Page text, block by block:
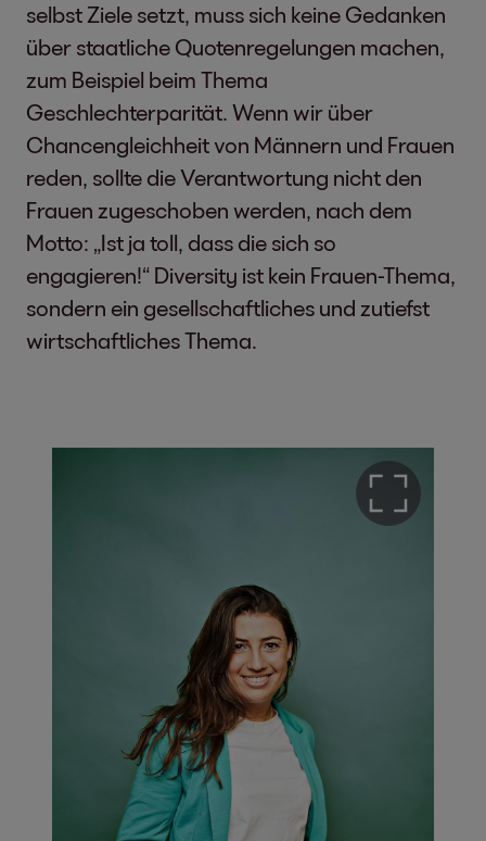
selbst Ziele setzt, muss sich keine Gedanken
über staatliche Quotenregelungen machen,
zum Beispiel beim Thema
Geschlechterparität. Wenn wir über
Chancengleichheit von Männern und Frauen
reden, sollte die Verantwortung nicht den
Frauen zugeschoben werden, nach dem
Motto: „Ist ja toll, dass die sich so
engagieren!“ Diversity ist kein Frauen-Thema,
sondern ein gesellschaftliches und zutiefst
wirtschaftliches Thema.